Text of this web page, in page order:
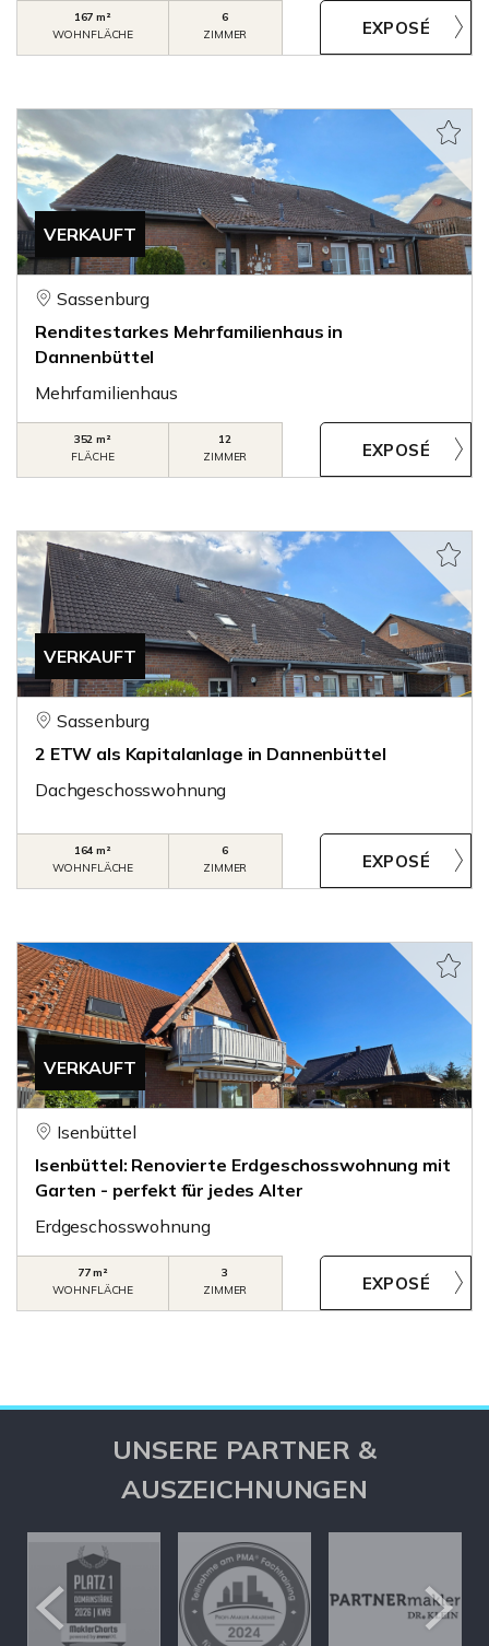
167 m²
WOHNFLÄCHE
6
ZIMMER
VERKAUFT
Sassenburg
Renditestarkes Mehrfamilienhaus in
Dannenbüttel
Mehrfamilienhaus
352 m²
FLÄCHE
12
ZIMMER
VERKAUFT
Sassenburg
2 ETW als Kapitalanlage in Dannenbüttel
Dachgeschosswohnung
164 m²
WOHNFLÄCHE
6
ZIMMER
VERKAUFT
Isenbüttel
Isenbüttel: Renovierte Erdgeschosswohnung mit
Garten - perfekt für jedes Alter
Erdgeschosswohnung
77 m²
WOHNFLÄCHE
3
ZIMMER
UNSERE PARTNER &
AUSZEICHNUNGEN